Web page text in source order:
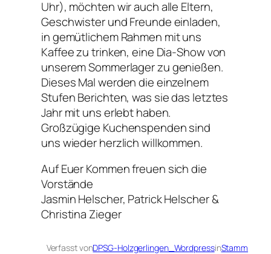
Uhr), möchten wir auch alle Eltern,
Geschwister und Freunde einladen,
in gemütlichem Rahmen mit uns
Kaffee zu trinken, eine Dia-Show von
unserem Sommerlager zu genießen.
Dieses Mal werden die einzelnem
Stufen Berichten, was sie das letztes
Jahr mit uns erlebt haben.
Großzügige Kuchenspenden sind
uns wieder herzlich willkommen.
Auf Euer Kommen freuen sich die
Vorstände
Jasmin Helscher, Patrick Helscher &
Christina Zieger
Verfasst vonDPSG-Holzgerlingen_WordpressinStamm